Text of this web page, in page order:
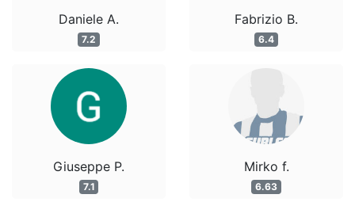
Daniele A.
7.2
Giuseppe P.
7.1
Fabrizio B.
6.4
Mirko f.
6.63